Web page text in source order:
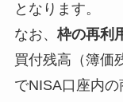
となります。
なお、 枠の再利
買付残高（簿価
でNISA口座内